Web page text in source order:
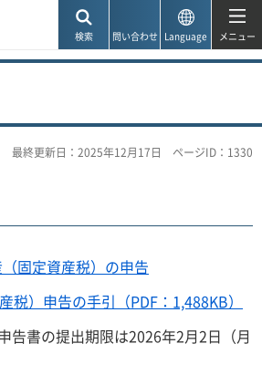
検索 問い合わせ Language メニュー
最終更新日：2025年12月17日 ページID：1330
固定資産税）の申告
税）申告の手引（PDF：1,488KB）
告書の提出期限は2026年2月2日（月